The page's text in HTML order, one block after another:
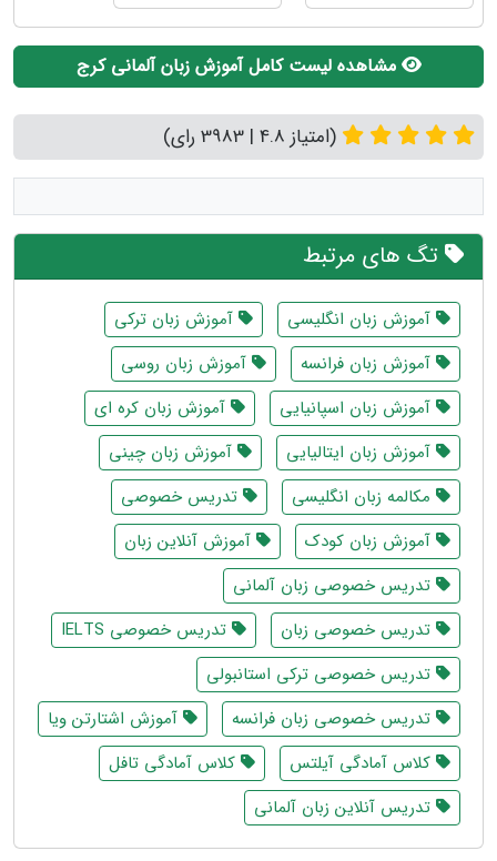
مشاهده لیست کامل آموزش زبان آلمانی کرج
(امتیاز 4.8 | 3983 رای)
تگ های مرتبط
آموزش زبان انگلیسی
آموزش زبان ترکی
آموزش زبان فرانسه
آموزش زبان روسی
آموزش زبان اسپانیایی
آموزش زبان کره ای
آموزش زبان ایتالیایی
آموزش زبان چینی
مکالمه زبان انگلیسی
تدریس خصوصی
آموزش زبان کودک
آموزش آنلاین زبان
تدریس خصوصی زبان آلمانی
تدریس خصوصی زبان
تدریس خصوصی IELTS
تدریس خصوصی ترکی استانبولی
تدریس خصوصی زبان فرانسه
آموزش اشتارتن ویا
کلاس آمادگی آیلتس
کلاس آمادگی تافل
تدریس آنلاین زبان آلمانی